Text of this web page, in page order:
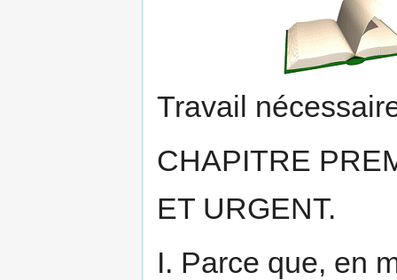
Travail
CHAPITRE
ET URGENT.
I. Parce que, en